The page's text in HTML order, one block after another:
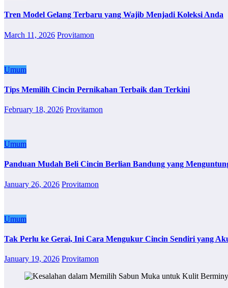
Tren Model Gelang Terbaru yang Wajib Menjadi Koleksi Anda
March 11, 2026 Provitamon
Umum
Tips Memilih Cincin Pernikahan Terbaik dan Terkini
February 18, 2026 Provitamon
Umum
Panduan Mudah Beli Cincin Berlian Bandung yang
January 26, 2026 Provitamon
Umum
Tak Perlu ke Gerai, Ini Cara Mengukur Cincin Sendiri yang
January 19, 2026 Provitamon